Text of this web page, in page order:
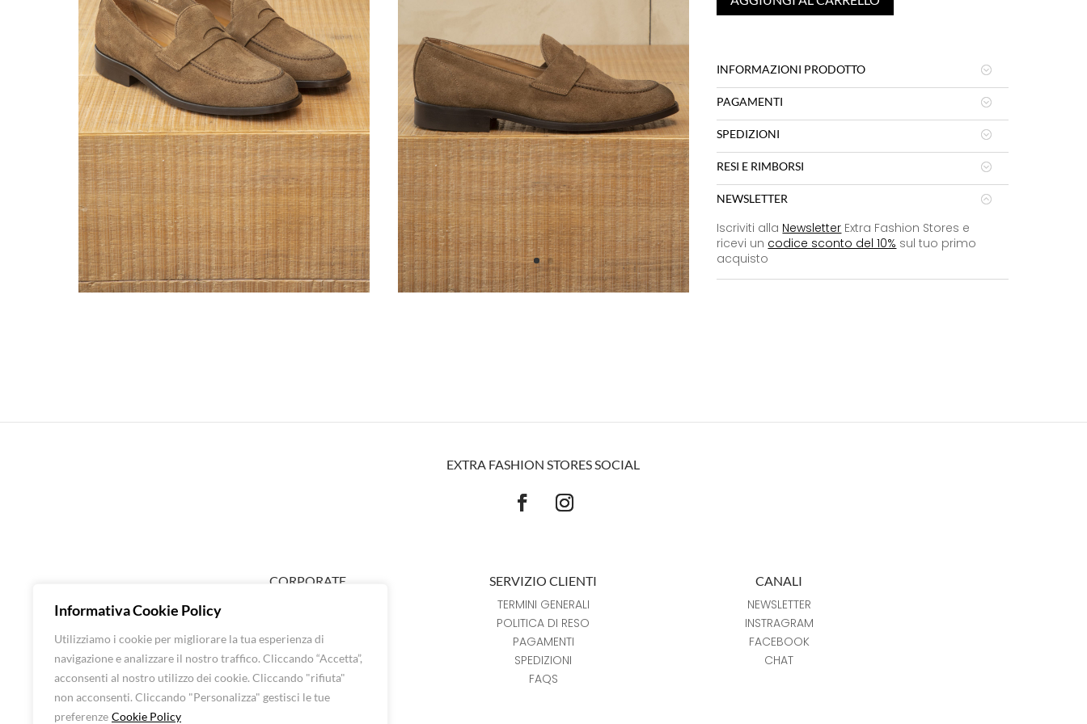
Informativa Cookie Policy
Utilizziamo i cookie per migliorare la tua esperienza di
navigazione e analizzare il nostro traffico. Cliccando “Accetta”,
acconsenti al nostro utilizzo dei cookie. Cliccando "rifiuta"
non acconsenti. Cliccando "Personalizza" gestisci le tue
preferenze Cookie Policy
INFORMAZIONI PRODOTTO
PAGAMENTI
SPEDIZIONI
RESI E RIMBORSI
NEWSLETTER
Iscriviti alla Newsletter Extra Fashion Stores e
ricevi un codice sconto del 10% sul tuo primo
acquisto
EXTRA FASHION STORES SOCIAL
CORPORATE
SHOP UOMO
BRANDS
CONTATTI
SERVIZIO CLIENTI
TERMINI GENERALI
POLITICA DI RESO
PAGAMENTI
SPEDIZIONI
FAQS
CANALI
NEWSLETTER
INSTRAGRAM
FACEBOOK
CHAT